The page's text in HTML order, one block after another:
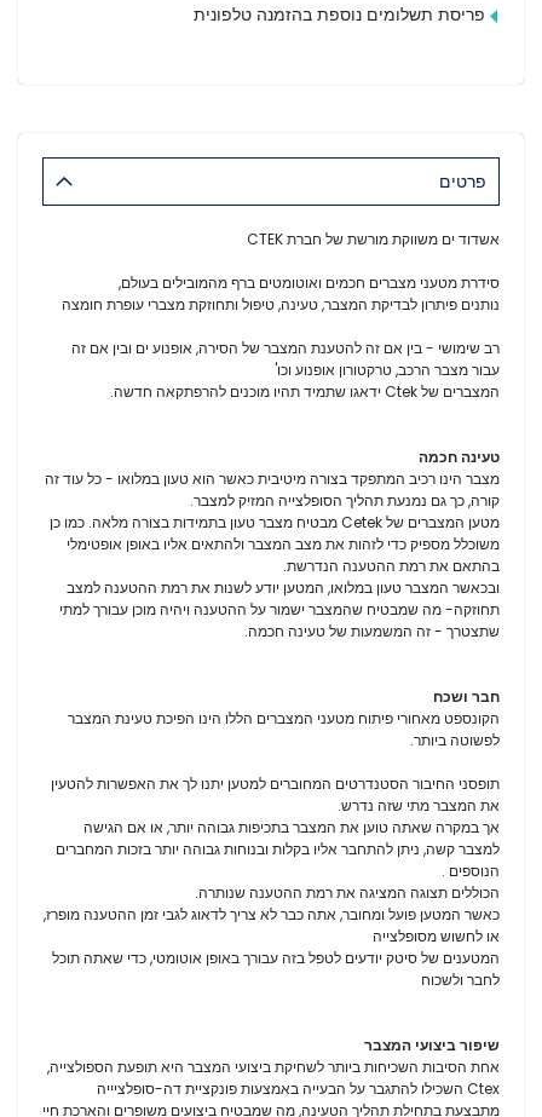
פריסת תשלומים נוספת בהזמנה טלפונית
פרטים
אשדוד ים משווקת מורשת של חברת CTEK
סידרת מטעני מצברים חכמים ואוטומטים ברף מהמובילים בעולם,
נותנים פיתרון לבדיקת המצבר, טעינה, טיפול ותחוזקת מצברי עופרת חומצה
רב שימושי - בין אם זה להטענת המצבר של הסירה, אופנוע ים ובין אם זה
עבור מצבר הרכב, טרקטורון אופנוע וכו'
המצברים של Ctek ידאגו שתמיד תהיו מוכנים להרפתקאה חדשה.
טעינה חכמה
מצבר הינו רכיב המתפקד בצורה מיטיבית כאשר הוא טעון במלואו - כל עוד זה
קורה, כך גם נמנעת תהליך הסופלצייה המזיק למצבר.
מטען המצברים של Cetek מבטיח מצבר טעון בתמידות בצורה מלאה. כמו כן
משוכלל מספיק כדי לזהות את מצב המצבר ולהתאים אליו באופן אופטימלי
בהתאם את רמת ההטענה הנדרשת.
ובכאשר המצבר טעון במלואו, המטען יודע לשנות את רמת ההטענה למצב
תחוזקה- מה שמבטיח שהמצבר ישמור על ההטענה ויהיה מוכן עבורך למתי
שתצטרך - זה המשמעות של טעינה חכמה.
חבר ושכח
הקונספט מאחורי פיתוח מטעני המצברים הללו הינו הפיכת טעינת המצבר
לפשוטה ביותר.
תופסני החיבור הסטנדרטים המחוברים למטען יתנו לך את האפשרות להטעין
את המצבר מתי שזה נדרש.
אך במקרה שאתה טוען את המצבר בתכיפות גבוהה יותר, או אם הגישה
למצבר קשה, ניתן להתחבר אליו בקלות ובנוחות גבוהה יותר בזכות המחברים
הנוספים .
הכוללים תצוגה המציגה את רמת ההטענה שנותרה.
כאשר המטען פועל ומחובר, אתה כבר לא צריך לדאוג לגבי זמן ההטענה מופרז,
או לחשוש מסופלצייה
המטענים של סיטק יודעים לטפל בזה עבורך באופן אוטומטי, כדי שאתה תוכל
לחבר ולשכוח
שיפור ביצועי המצבר
אחת הסיבות השכיחות ביותר לשחיקת ביצועי המצבר היא תופעת הספולצייה,
Ctex השכילו להתגבר על הבעייה באמצעות פונקציית דה-סופלציייה
מתבצעת בתחילת תהליך הטעינה, מה שמבטיח ביצועים משופרים והארכת חיי